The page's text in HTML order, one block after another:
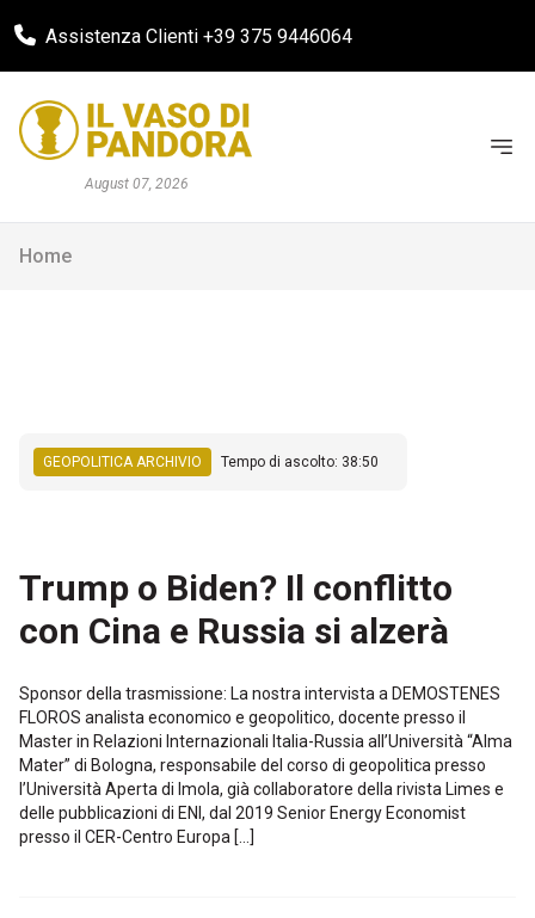
Assistenza Clienti +39 375 9446064
August 07, 2026
Home
GEOPOLITICA ARCHIVIO Tempo di ascolto: 38:50
Trump o Biden? Il conflitto
con Cina e Russia si alzerà
Sponsor della trasmissione: La nostra intervista a DEMOSTENES
FLOROS analista economico e geopolitico, docente presso il
Master in Relazioni Internazionali Italia-Russia all’Università “Alma
Mater” di Bologna, responsabile del corso di geopolitica presso
l’Università Aperta di Imola, già collaboratore della rivista Limes e
delle pubblicazioni di ENI, dal 2019 Senior Energy Economist
presso il CER-Centro Europa […]